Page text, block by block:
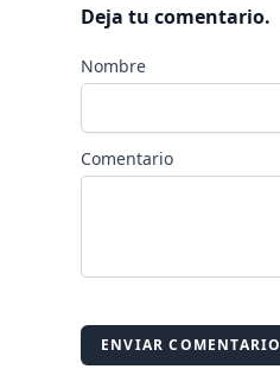
Deja tu comentario.
Nombre
Comentario
ENVIAR COMENTARIO